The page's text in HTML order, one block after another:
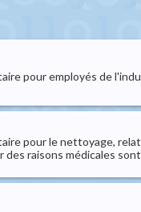
pour employés de
pour le nettoyage,
raisons médicales